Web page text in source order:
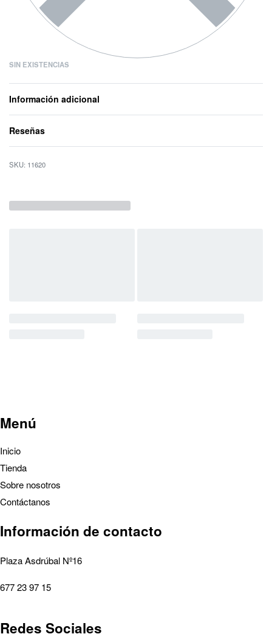
SIN EXISTENCIAS
Información adicional
Reseñas
11620
Menú
Inicio
Tienda
Sobre nosotros
Contáctanos
Información de contacto
Plaza Asdrúbal Nº16
677 23 97 15
Redes Sociales